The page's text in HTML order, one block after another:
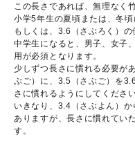
この長さであれば、無理なく
小学5年生の夏頃または、冬
もしくは、3.6（さぶろく）の
中学生になると、男子、女子
用が必須となります。
少しずつ長さに慣れる必要が
ぶご）に、3.5（さぶご）を
さに慣れるようにしてください
いきなり、3.4（さぶよん）
ありますが、長さに慣れてい
す。